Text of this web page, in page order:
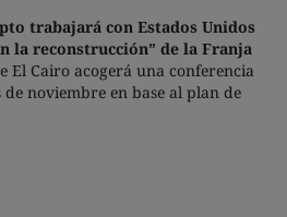
trabajará con Estados Unidos
la reconstrucción” de la Franja
El Cairo acogerá una conferencia
noviembre en base al plan de